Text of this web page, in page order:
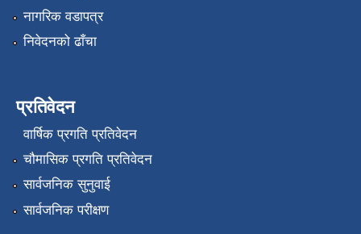
नागरिक वडापत्र
निवेदनको ढाँचा
प्रतिवेदन
वार्षिक प्रगति प्रतिवेदन
चौमासिक प्रगति प्रतिवेदन
सार्वजनिक सुनुवाई
सार्वजनिक परीक्षण